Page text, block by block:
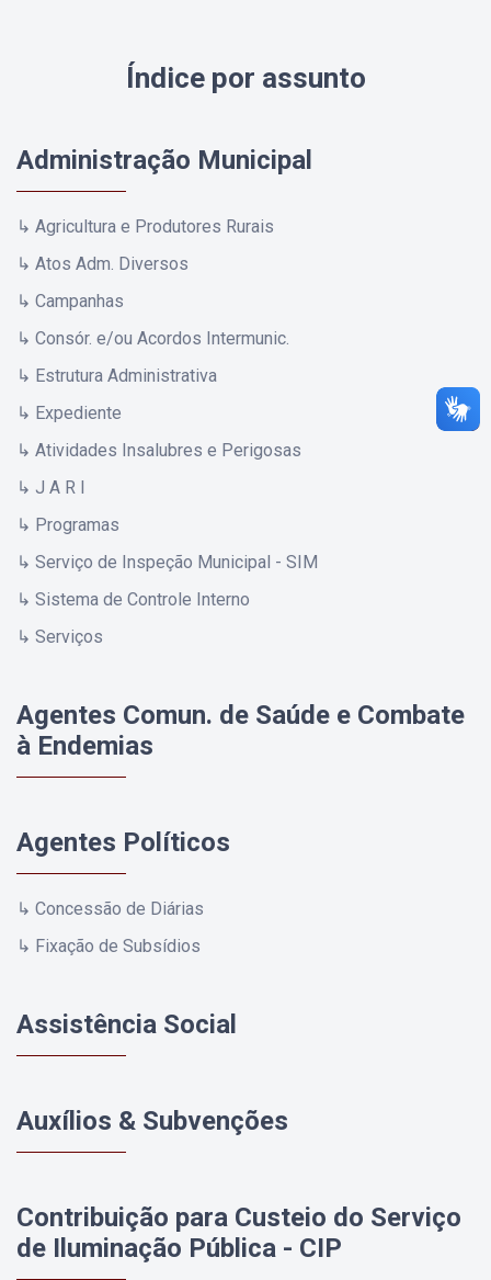
Índice por assunto
Administração Municipal
↳ Agricultura e Produtores Rurais
↳ Atos Adm. Diversos
↳ Campanhas
↳ Consór. e/ou Acordos Intermunic.
↳ Estrutura Administrativa
↳ Expediente
↳ Atividades Insalubres e Perigosas
↳ J A R I
↳ Programas
↳ Serviço de Inspeção Municipal - SIM
↳ Sistema de Controle Interno
↳ Serviços
Agentes Comun. de Saúde e Combate
à Endemias
Agentes Políticos
↳ Concessão de Diárias
↳ Fixação de Subsídios
Assistência Social
Auxílios & Subvenções
Contribuição para Custeio do Serviço
de Iluminação Pública - CIP